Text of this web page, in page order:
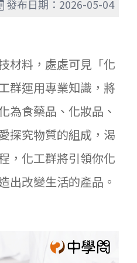
發布日期：2026-05-04
材料，處處可見「化
群運用專業知識，將
為食藥品、化妝品、
探究物質的組成，渴
，化工群將引領你化
出改變生活的產品。